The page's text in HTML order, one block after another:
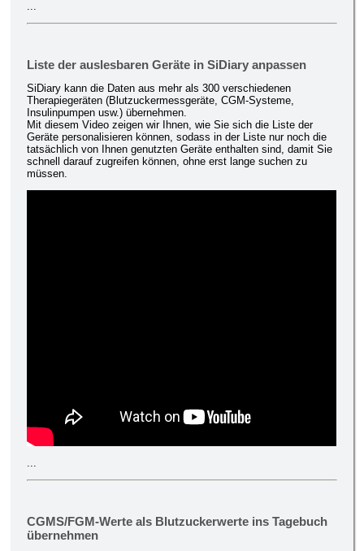
Liste der auslesbaren Geräte in SiDiary anpassen
SiDiary kann die Daten aus mehr als 300 verschiedenen
Therapiegeräten (Blutzuckermessgeräte, CGM-Systeme,
Insulinpumpen usw.) übernehmen.
Mit diesem Video zeigen wir Ihnen, wie Sie sich die Liste der
Geräte personalisieren können, sodass in der Liste nur noch die
tatsächlich von Ihnen genutzten Geräte enthalten sind, damit Sie
schnell darauf zugreifen können, ohne erst lange suchen zu
müssen.
CGMS/FGM-Werte als Blutzuckerwerte ins Tagebuch
übernehmen